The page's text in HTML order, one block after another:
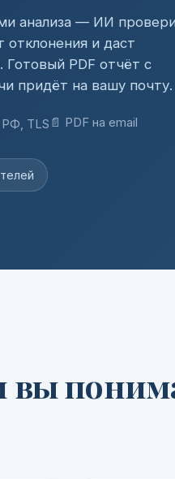
анализа — ИИ
отклонения и даст
Готовый PDF отчёт с
придёт на вашу почту.
РФ, TLS 📄 PDF на email